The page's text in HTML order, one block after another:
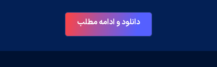
دانلود و ادامه مطلب